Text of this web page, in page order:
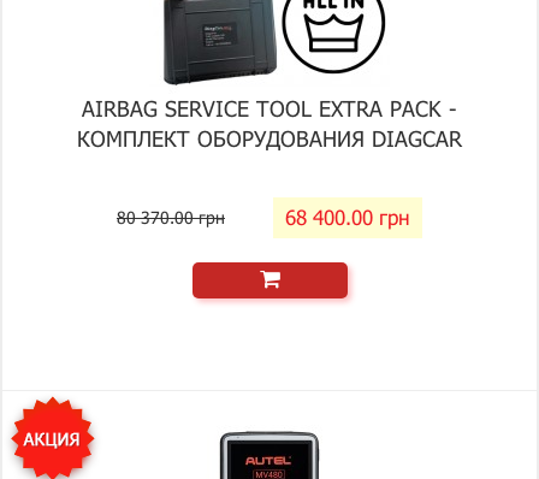
AIRBAG SERVICE TOOL EXTRA PACK -
КОМПЛЕКТ ОБОРУДОВАНИЯ DIAGCAR
80 370.00 грн 68 400.00 грн